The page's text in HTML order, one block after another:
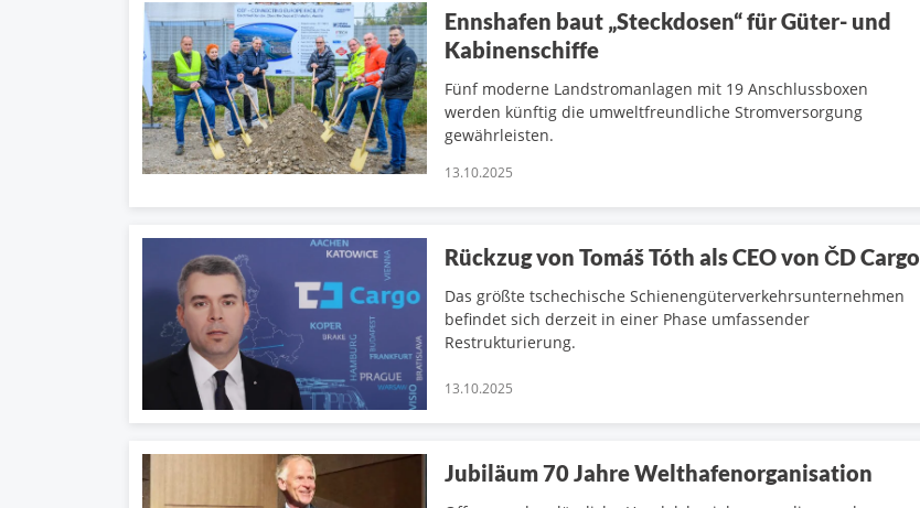
Ennshafen baut „Steckdosen“ für Güter- und
Kabinenschiffe
Fünf moderne Landstromanlagen mit 19 Anschlussboxen
werden künftig die umweltfreundliche Stromversorgung
gewährleisten.
13.10.2025
Rückzug von Tomáš Tóth als CEO von ČD Cargo
Das größte tschechische Schienengüterverkehrsunternehmen
befindet sich derzeit in einer Phase umfassender
Restrukturierung.
13.10.2025
Jubiläum 70 Jahre Welthafenorganisation